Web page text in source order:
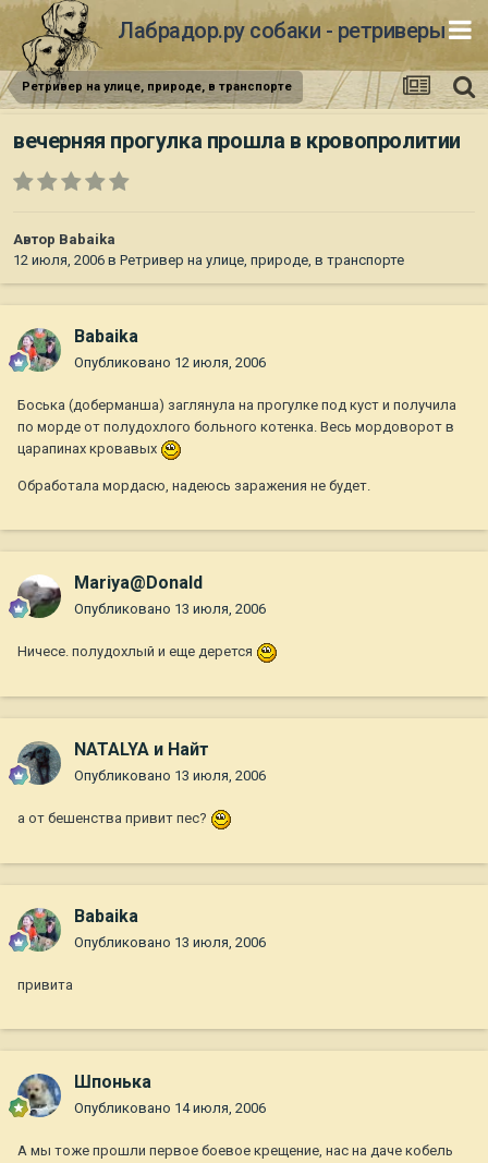
Лабрадор.ру собаки - ретриверы
Ретривер на улице, природе, в транспорте
вечерняя прогулка прошла в кровопролитии
Автор Babaika
12 июля, 2006 в Ретривер на улице, природе, в транспорте
Babaika
Опубликовано 12 июля, 2006
Боська (доберманша) заглянула на прогулке под куст и получила
по морде от полудохлого больного котенка. Весь мордоворот в
царапинах кровавых
Обработала мордасю, надеюсь заражения не будет.
Mariya@Donald
Опубликовано 13 июля, 2006
Ничесе. полудохлый и еще дерется
NATALYA и Найт
Опубликовано 13 июля, 2006
а от бешенства привит пес?
Babaika
Опубликовано 13 июля, 2006
привита
Шпонька
Опубликовано 14 июля, 2006
А мы тоже прошли первое боевое крещение, нас на даче кобель